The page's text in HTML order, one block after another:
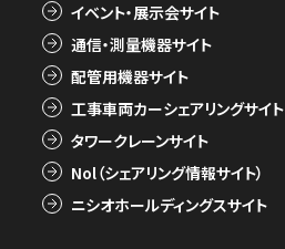
イベント・展示会サイト
通信・測量機器サイト
配管用機器サイト
工事車両カーシェアリングサイト
タワークレーンサイト
Nol（シェアリング情報サイト）
ニシオホールディングスサイト